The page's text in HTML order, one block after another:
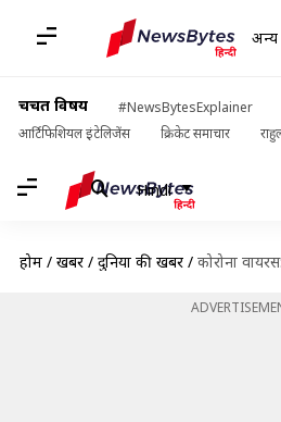
अन्य
चर्चित विषय #NewsBytesExplainer
आर्टिफिशियल इंटेलिजेंस
क्रिकेट समाचार
Hindi
होम / खबरें / दुनिया की खबरें / कोरोना वायरस: इटली